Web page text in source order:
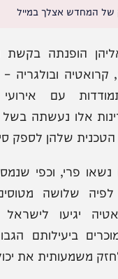
של המחדש אצלך במייל
הופנתה בקשת
קרואטיה ובולגריה
עם
אלו נעשתה בשל
שלהן לספק
נשאו פרי, וכפי
שלושה
יגיעו
ביעילותם
משמעותית את